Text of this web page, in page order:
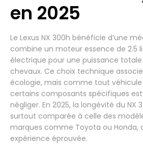
en 2025
Le Lexus NX 300h bénéficie d’une
combine un moteur essence de 2.5
électrique pour une puissance totale
chevaux. Ce choix technique
écologie, mais comme tout véhicule
certains composants spécifiques
négliger. En 2025, la longévité du NX
surtout comparée à celle des
marques comme Toyota ou Honda,
expérience éprouvée.